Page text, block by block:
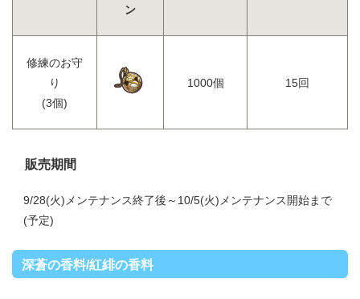
ン
修練のお守
り
(3個)
1000個 15回
販売期間
9/28(火)メンテナンス終了後～10/5(火)メンテナンス開始まで
(予定)
深蒼の香料/紅緋の香料